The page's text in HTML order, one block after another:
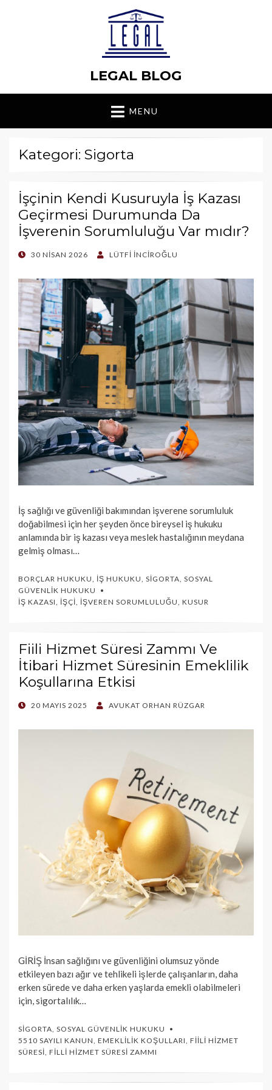
LEGAL BLOG
MENU
Kategori: Sigorta
İşçinin Kendi Kusuruyla İş Kazası
Geçirmesi Duru­munda Da
İşverenin Sorumluluğu Var mıdır?
POSTED
30 NISAN 2026 LÜTFI İNCIROĞLU
İş sağlığı ve güvenliği bakımından işverene sorumluluk
doğabilmesi için her şeyden önce bireysel iş hukuku
anlamında bir iş kazası veya meslek hastalığının meydana
gelmiş olması…
BORÇLAR HUKUKU İŞ HUKUKU SIGORTA SOSYAL
GÜVENLIK HUKUKU
İŞ KAZASI
İŞÇI İŞVEREN SORUMLULUĞU KUSUR
Fiili Hizmet Süresi Zammı Ve
İtibari Hizmet Süresinin Emeklilik
Koşullarına Etkisi
POSTED
20 MAYIS 2025 AVUKAT ORHAN RÜZGAR
GİRİŞ İnsan sağlığını ve güvenliğini olumsuz yönde
etkileyen bazı ağır ve tehlikeli işlerde çalışanların, daha
erken sürede ve daha erken yaşlarda emekli olabilmeleri
için, sigortalılık…
SIGORTA SOSYAL GÜVENLIK HUKUKU
5510 SAYILI KANUN EMEKLILIK KOŞULLARI FIILI HIZMET
SÜRESI FILLI HIZMET SÜRESI ZAMMI